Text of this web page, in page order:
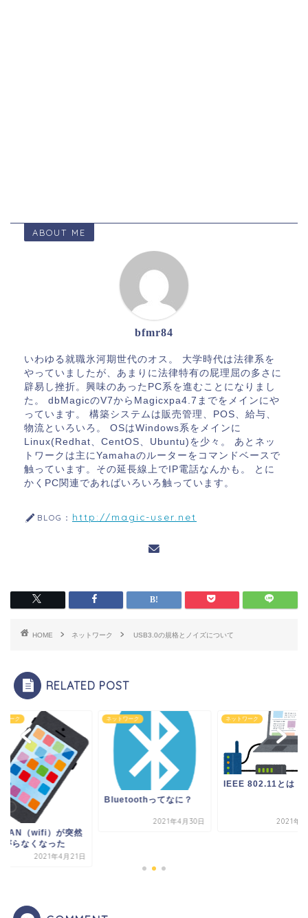
ABOUT ME
bfmr84
いわゆる就職氷河期世代のオス。 大学時代は法律系を
やっていましたが、あまりに法律特有の屁理屈の多さに
辟易し挫折。興味のあったPC系を進むことになりまし
た。 dbMagicのV7からMagicxpa4.7までをメインにや
っています。 構築システムは販売管理、POS、給与、
物流といろいろ。 OSはWindows系をメインに
Linux(Redhat、CentOS、Ubuntu)を少々。 あとネッ
トワークは主にYamahaのルーターをコマンドベースで
触っています。その延長線上でIP電話なんかも。 とに
かくPC関連であればいろいろ触っています。
BLOG： http://magic-user.net
HOME ネットワーク USB3.0の規格とノイズについて
RELATED POST
ワーク
LAN（wifi）が突然
がらなくなった
2021年4月21日
ネットワーク
Bluetoothってなに？
2021年4月30日
ネットワーク
IEEE 802.11とは
2021年4